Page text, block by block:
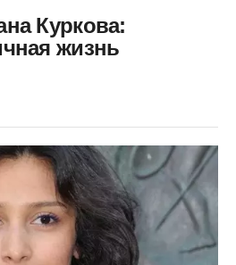
Куркова:
жизнь